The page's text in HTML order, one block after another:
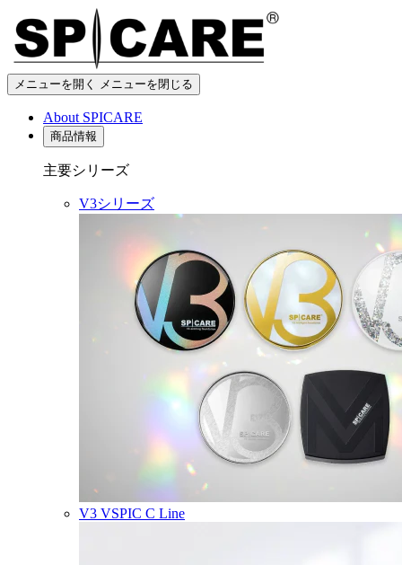
メニューを開く メニューを閉じる
About SPICARE
商品情報
主要シリーズ
V3シリーズ
V3 VSPIC C Line